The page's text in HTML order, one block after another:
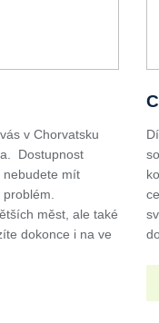
v Chorvatsku
Dostupnost
nebudete mít
měst, ale také
dokonce i na ve